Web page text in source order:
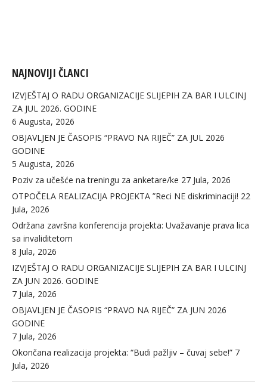
NAJNOVIJI ČLANCI
IZVJEŠTAJ O RADU ORGANIZACIJE SLIJEPIH ZA BAR I ULCINJ
ZA JUL 2026. GODINE
6 Augusta, 2026
OBJAVLJEN JE ČASOPIS “PRAVO NA RIJEČ” ZA JUL 2026
GODINE
5 Augusta, 2026
Poziv za učešće na treningu za anketare/ke 27 Jula, 2026
OTPOČELA REALIZACIJA PROJEKTA ”Reci NE diskriminaciji! 22
Jula, 2026
Održana završna konferencija projekta: Uvažavanje prava lica
sa invaliditetom
8 Jula, 2026
IZVJEŠTAJ O RADU ORGANIZACIJE SLIJEPIH ZA BAR I ULCINJ
ZA JUN 2026. GODINE
7 Jula, 2026
OBJAVLJEN JE ČASOPIS “PRAVO NA RIJEČ” ZA JUN 2026
GODINE
7 Jula, 2026
Okončana realizacija projekta: “Budi pažljiv – čuvaj sebe!” 7
Jula, 2026